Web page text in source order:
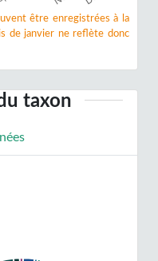
être enregistrées à la
de janvier ne reflète donc
taxon